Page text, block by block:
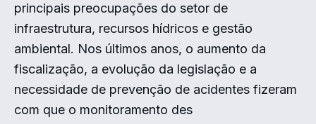
principais preocupações do setor de
infraestrutura, recursos hídricos e gestão
ambiental. Nos últimos anos, o aumento da
fiscalização, a evolução da legislação e a
necessidade de prevenção de acidentes fizeram
com que o monitoramento des